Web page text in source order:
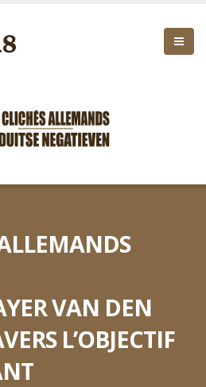
VAN DEN
L’OBJECTIF